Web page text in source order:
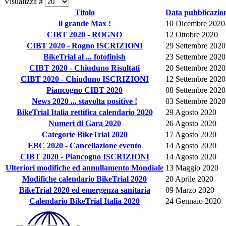
Titolo
Data
il grande Max !
10 Dicembre 2020
CIBT 2020 - ROGNO
12 Ottobre 2020
CIBT 2020 - Rogno ISCRIZIONI
29 Settembre 2020
BikeTrial al ... fotofinish
23 Settembre 2020
CIBT 2020 - Chiuduno Risultati
20 Settembre 2020
CIBT 2020 - Chiuduno ISCRIZIONI
12 Settembre 2020
Piancogno CIBT 2020
08 Settembre 2020
News 2020 ... stavolta positive !
03 Settembre 2020
BikeTrial Italia rettifica calendario 2020
29 Agosto 2020
Numeri di Gara 2020
26 Agosto 2020
Categorie BikeTrial 2020
17 Agosto 2020
EBC 2020 - Cancellazione evento
14 Agosto 2020
CIBT 2020 - Piancogno ISCRIZIONI
14 Agosto 2020
Ulteriori modifiche ed annullamento Mondiale 13 Maggio 2020
Modifiche calendario BikeTrial 2020
20 Aprile 2020
BikeTrial 2020 ed emergenza sanitaria
09 Marzo 2020
Calendario BikeTrial Italia 2020
24 Gennaio 2020